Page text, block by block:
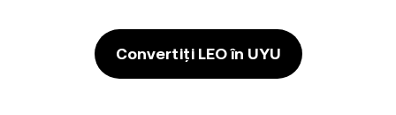
Convertiți LEO în UYU